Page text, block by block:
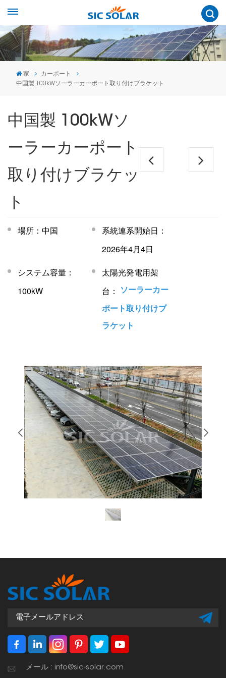
家
カーポート
中国製 100kWソーラーカーポート取り付けブラケット
中国製 100kWソ
ーラーカーポート
取り付けブラケッ
ト
場所：中国 系統連系開始日：
2026年4月4日
システム容量：
100kW
太陽光発電用架
台： ソーラーカー
ポート取り付けブ
ラケット
メール : info@sic-solar.com